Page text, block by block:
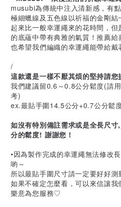
musubi為傳統中注入清新感，有
極細蠟線及五色線以祈福的金剛
起來比一般幸運繩來的花時間，
的底蘊中帶有典雅的氣質！推薦給
也希望我們編織的幸運繩能帶給
/
這款還是一樣不厭其煩的堅持請您
我們建議留0.6～0.8公分鬆度(請
考)
ex.最貼手圍14.5公分+0.7公分鬆
如沒有特別備註需求或是全長尺
分的鬆度! 謝謝您！
•因為製作完成的幸運繩無法修改
喲～
所以最貼手圍尺寸請一定要好好測
如果不確定怎麼看，可以來信讓
樂意為您服務♡